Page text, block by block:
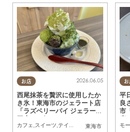
お店
東海市
2026.06.05
西尾抹茶を贅沢に使用したか
き氷！東海市のジェラート店
「ラズベリーパイ ジェラート
工房」へ行ってみた
カフェ スイーツ テイクアウト ,行ってみたレポ
お
平
良
市
店
モ